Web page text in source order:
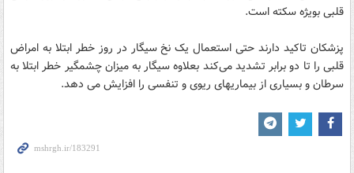
قلبی بویژه سکته است.
پزشکان تاکید دارند حتی استعمال یک نخ سیگار در روز خطر ابتلا به امراض
قلبی را تا دو برابر تشدید می‌کند بعلاوه سیگار به میزان چشمگیر خطر ابتلا به
سرطان و بسیاری از بیماریهای ریوی و تنفسی را افزایش می دهد.